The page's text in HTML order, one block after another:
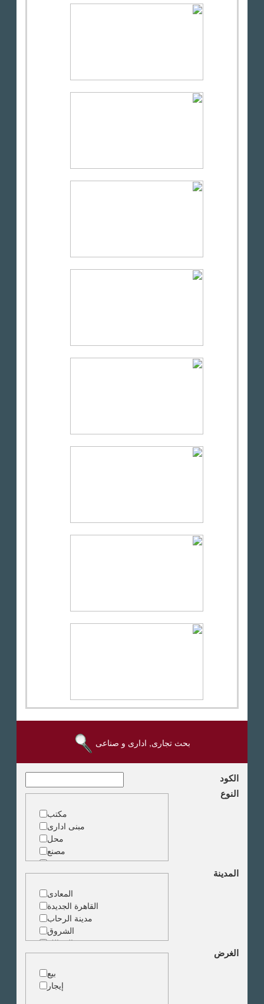
بحث تجارى, ادارى و صناعى
الكود
النوع
مكتب
مبنى ادارى
محل
مصنع
مخزن
ارض خدمات
المدينة
المعادى
القاهرة الجديدة
مدينة الرحاب
الشروق
الزمالك
جاردن سيتى
دقى
المهندسين
الجيزة
الغرض
بيع
إيجار